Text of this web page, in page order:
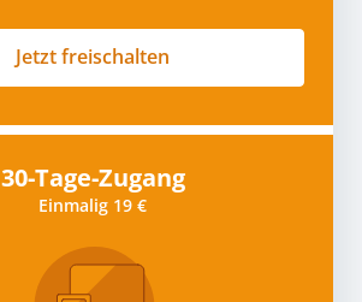
Jetzt freischalten
30-Tage-Zugang
Einmalig 19 €